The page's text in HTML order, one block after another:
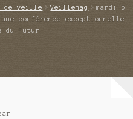
Ouvrir
de veille Veillemag
mardi 5
conférence exceptionnelle
du Futur